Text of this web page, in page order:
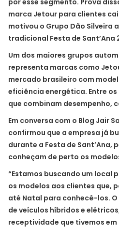
marca Jetour para clientes
motivou o Grupo Dão Silveira
tradicional Festa de Sant’Ana
Um dos maiores grupos
representa marcas como
mercado brasileiro com
eficiência energética. Entre
que combinam desempenho,
Em conversa com o Blog Jair
confirmou que a empresa já
durante a Festa de
conheçam de perto os
“Estamos buscando um local
os modelos aos clientes que,
até Natal para conhecê-los.
de veículos híbridos e
receptividade que tivemos